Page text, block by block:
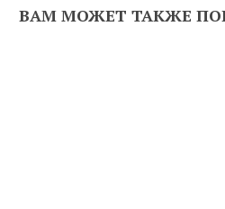
ВАМ МОЖЕТ ТАКЖЕ